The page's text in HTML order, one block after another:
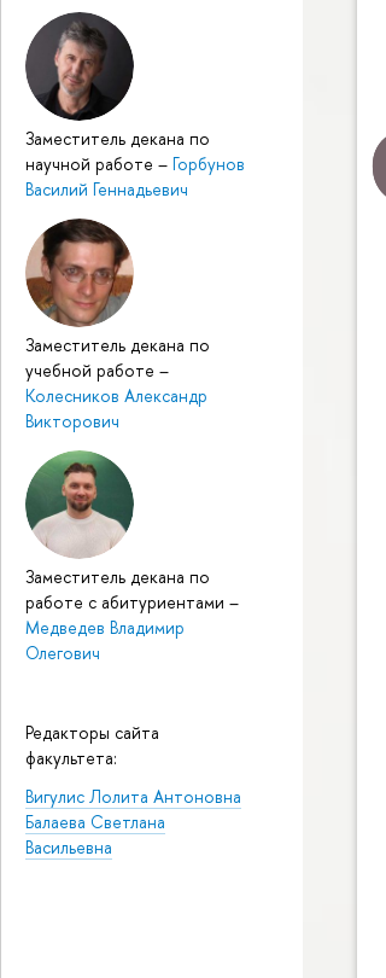
Заместитель декана по
научной работе – Горбунов
Василий Геннадьевич
Заместитель декана по
учебной работе –
Колесников Александр
Викторович
Заместитель декана по
работе с абитуриентами –
Медведев Владимир
Олегович
Редакторы сайта
факультета:
Вигулис Лолита Антоновна
Балаева Светлана
Васильевна